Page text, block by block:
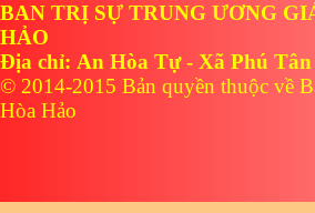
BAN TRỊ SỰ TRUNG ƯƠNG
HẢO
Địa chỉ: An Hòa Tự - Xã Phú
© 2014-2015 Bản quyền thuộc về
Hòa Hảo